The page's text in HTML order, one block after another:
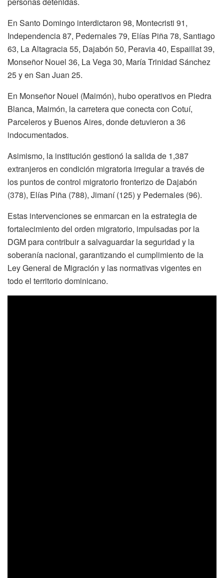
En Santo Domingo interdictaron 98, Montecristi 91,
Independencia 87, Pedernales 79, Elías Piña 78, Santiago
63, La Altagracia 55, Dajabón 50, Peravia 40, Espaillat 39,
Monseñor Nouel 36, La Vega 30, María Trinidad Sánchez
25 y en San Juan 25.
En Monseñor Nouel (Maimón), hubo operativos en Piedra
Blanca, Maimón, la carretera que conecta con Cotuí,
Parceleros y Buenos Aires, donde detuvieron a 36
indocumentados.
Asimismo, la institución gestionó la salida de 1,387
extranjeros en condición migratoria irregular a través de
los puntos de control migratorio fronterizo de Dajabón
(378), Elías Piña (788), Jimaní (125) y Pedernales (96).
Estas intervenciones se enmarcan en la estrategia de
fortalecimiento del orden migratorio, impulsadas por la
DGM para contribuir a salvaguardar la seguridad y la
soberanía nacional, garantizando el cumplimiento de la
Ley General de Migración y las normativas vigentes en
todo el territorio dominicano.